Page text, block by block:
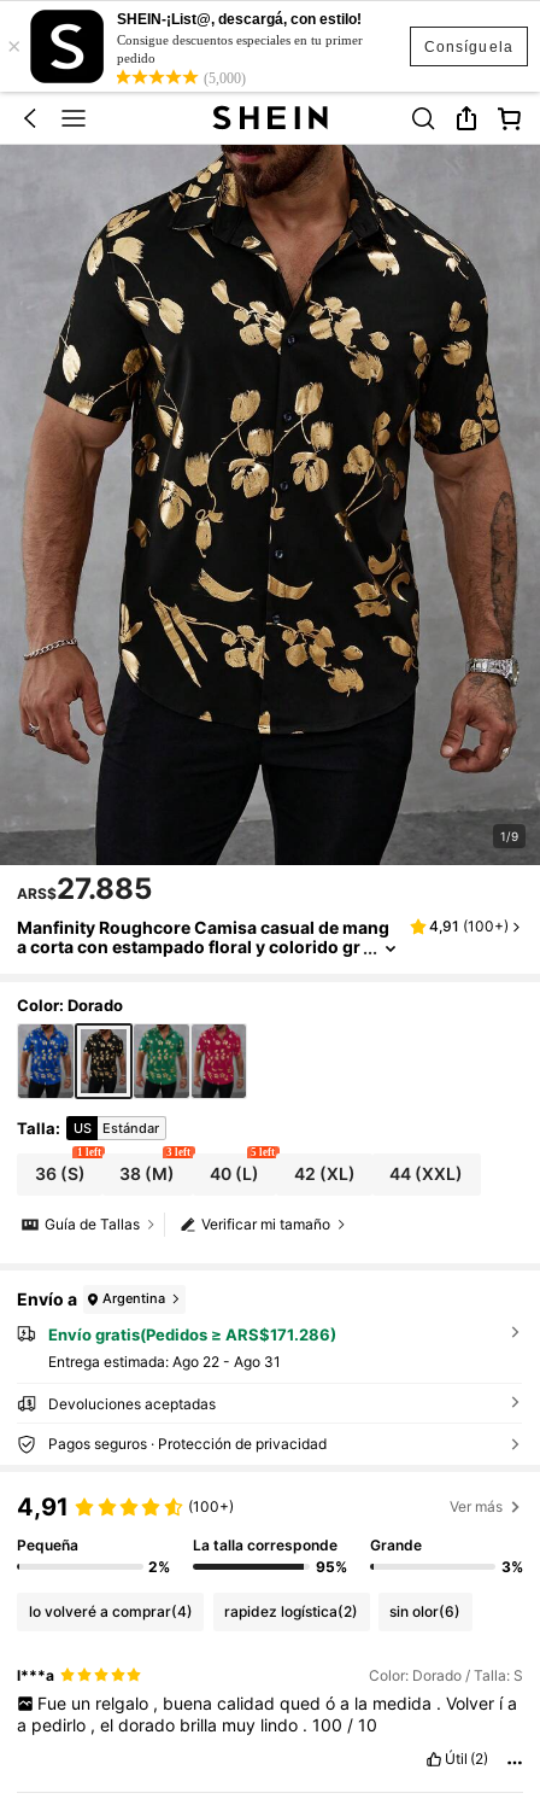
Consíguela
×
SHEIN-¡List@, descargá, con estilo!
Consigue descuentos especiales en tu primer
pedido
(5,000)
1/9
ARS$27.885
Manfinity Roughcore Camisa casual de mang
a corta con estampado floral y colorido gr
4,91 (100+)
Color: Dorado
Talla: US Estándar
36(S)
1 left
38 (M)
3 left
40(L)
5 left
42 (XL) 44 (XXL)
Verificar mi tamaño
Guía de Tallas
Envío a Argentina
Envío gratis(Pedidos ≥ ARS$171.286)
Entrega estimada: Ago 22 - Ago 31
Devoluciones aceptadas
Pagos seguros · Protección de privacidad
4,91 (100+) Ver más
Pequeña
2%
La talla corresponde
95%
Grande
3%
lo volveré a comprar(4) rapidez logística(2) sin olor(6)
l***a Color: Dorado / Talla: S
Fue un relgalo , buena calidad qued ó a la medida . Volver ía
a pedirlo ,eldorado brilla muy lindo .100 /10
Útil (2)